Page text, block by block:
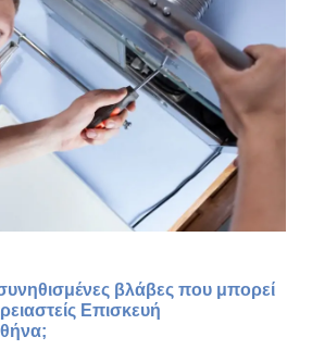
συνηθισμένες βλάβες που μπορεί
Επισκευή